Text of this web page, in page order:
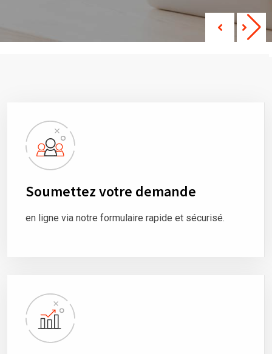
Soumettez votre demande
en ligne via notre formulaire rapide et sécurisé.